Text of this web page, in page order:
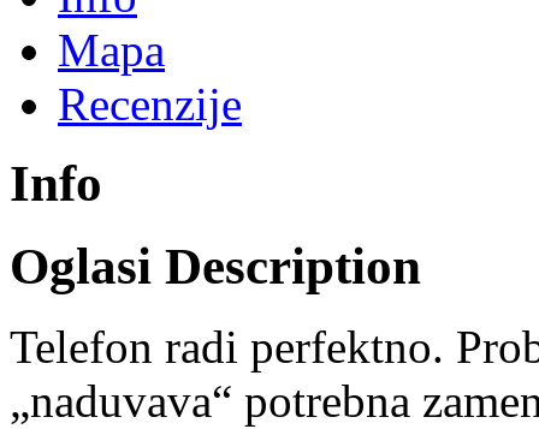
Mapa
Recenzije
Info
Oglasi Description
Telefon radi perfektno.
„naduvava“ potrebna